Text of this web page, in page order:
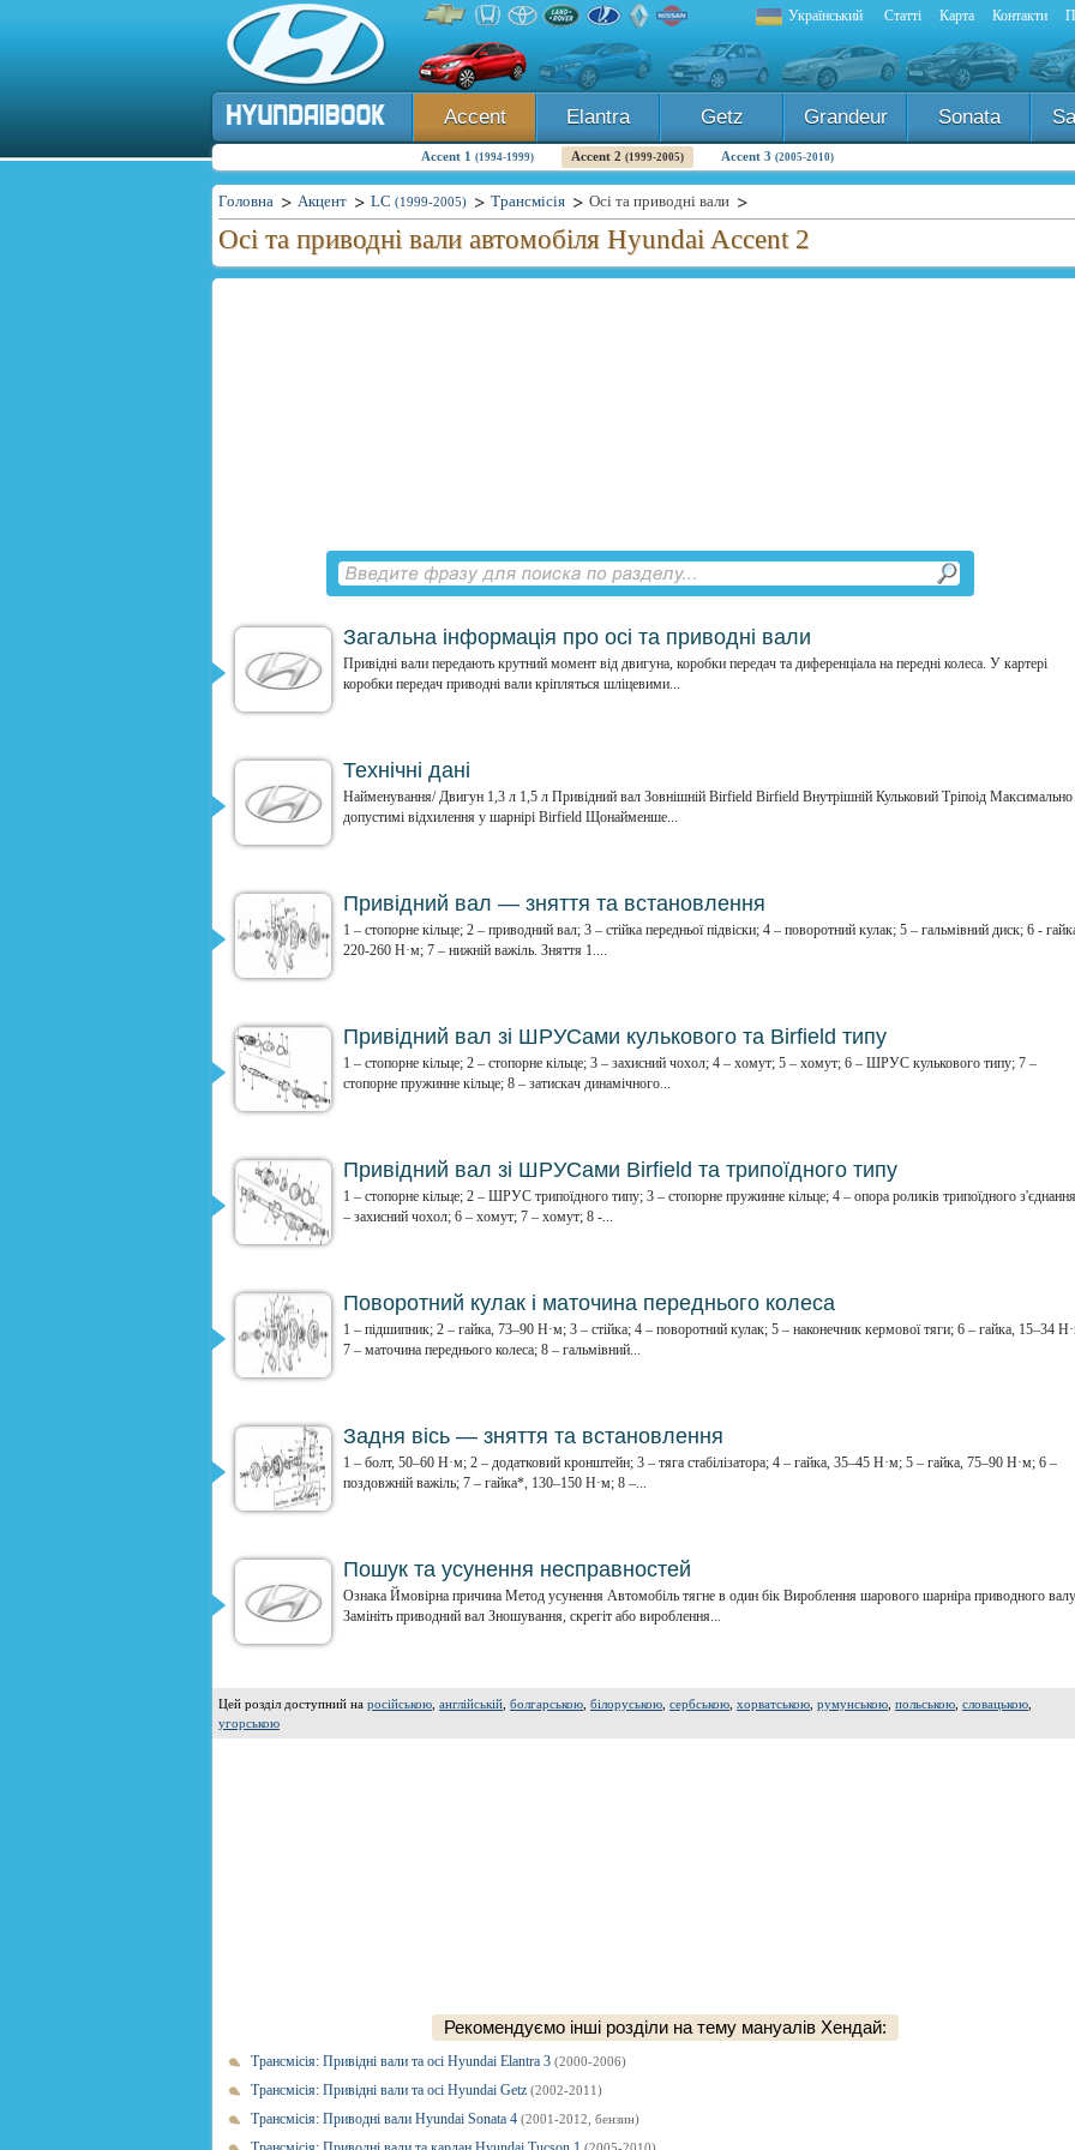
Український Статті Карта Контакти
Accent Elantra Getz Grandeur Sonata
Accent 1 (1994-1999) Accent 2 (1999-2005) Accent 3 (2005-2010)
Головна Акцент LC (1999-2005) Трансмісія Осі та приводні вали
Осі та приводні вали автомобіля Hyundai Accent 2
Загальна інформація про осі та приводні вали
Привідні вали передають крутний момент від двигуна, коробки передач та диференціала на передні колеса. У картері
коробки передач приводні вали кріпляться шліцевими...
Технічні дані
Найменування/ Двигун 1,3 л 1,5 л Привідний вал Зовнішній Birfield Birfield Внутрішній Кульковий Тріпоід Максимально
допустимі відхилення у шарнірі Birfield Щонайменше...
Привідний вал — зняття та встановлення
1 – стопорне кільце; 2 – приводний вал; 3 – стійка передньої підвіски; 4 – поворотний кулак; 5 – гальмівний диск; 6 -
220-260 Н·м; 7 – нижній важіль. Зняття 1....
Привідний вал зі ШРУСами кулькового та Birfield типу
1 – стопорне кільце; 2 – стопорне кільце; 3 – захисний чохол; 4 – хомут; 5 – хомут; 6 – ШРУС кулькового типу; 7 –
стопорне пружинне кільце; 8 – затискач динамічного...
Привідний вал зі ШРУСами Birfield та трипоїдного типу
1 – стопорне кільце; 2 – ШРУС трипоїдного типу; 3 – стопорне пружинне кільце; 4 – опора роликів трипоїдного
– захисний чохол; 6 – хомут; 7 – хомут; 8 -...
Поворотний кулак і маточина переднього колеса
1 – підшипник; 2 – гайка, 73–90 Н·м; 3 – стійка; 4 – поворотний кулак; 5 – наконечник кермової тяги; 6 – гайка, 15–34
7 – маточина переднього колеса; 8 – гальмівний...
Задня вісь — зняття та встановлення
1 – болт, 50–60 Н·м; 2 – додатковий кронштейн; 3 – тяга стабілізатора; 4 – гайка, 35–45 Н·м; 5 – гайка, 75–90 Н·м; 6 –
поздовжній важіль; 7 – гайка*, 130–150 Н·м; 8 –...
Пошук та усунення несправностей
Ознака Ймовірна причина Метод усунення Автомобіль тягне в один бік Вироблення шарового шарніра приводного валу
Замініть приводний вал Зношування, скрегіт або вироблення...
Цей розділ доступний на російською англійській болгарською білоруською сербською хорватською румунською польською словацькою
угорською
Рекомендуємо інші розділи на тему мануалів Хендай:
Трансмісія: Привідні вали та осі Hyundai Elantra 3 (2000-2006)
Трансмісія: Привідні вали та осі Hyundai Getz (2002-2011)
Трансмісія: Приводні вали Hyundai Sonata 4 (2001-2012, бензин)